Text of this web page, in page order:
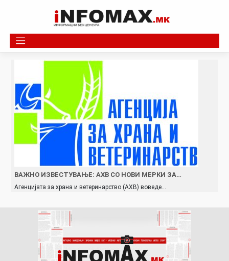
ВАЖНО ИЗВЕСТУВАЊЕ: АХВ СО НОВИ МЕРКИ ЗА…
Агенцијата за храна и ветеринарство (АХВ) воведе…